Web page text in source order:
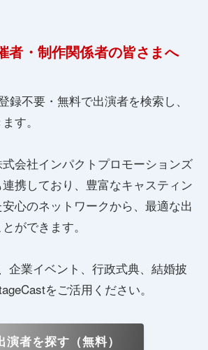
者・制作関係者の皆さまへ
録不要・無料で出演者を検索し、
す。
会社インパクトプロモーションズ
携しており、豊富なキャスティン
心のネットワークから、最適な出
ができます。
企業イベント、行政式典、結婚披
をご活用ください。
演者を探す（無料）